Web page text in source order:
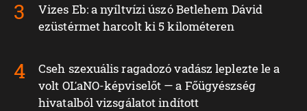
Vizes Eb: a nyíltvízi úszó Betlehem Dávid
ezüstérmet harcolt ki 5 kilométeren
Cseh szexuális ragadozó vadász leplezte le a
volt OĽaNO-képviselőt — a Főügyészség
hivatalból vizsgálatot indított